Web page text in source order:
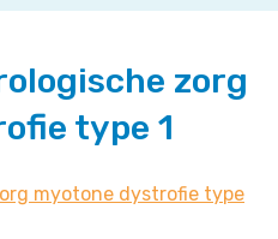
zorg
type 1
myotone dystrofie type